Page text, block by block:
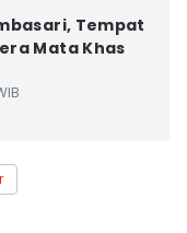
Tempat
Mata Khas